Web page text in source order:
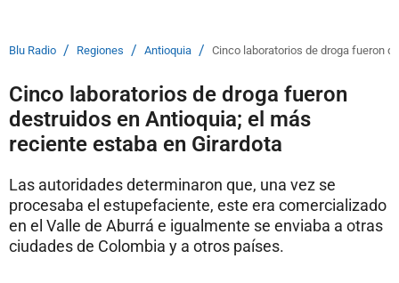
Blu Radio / Regiones / Antioquia / Cinco laboratorios de droga fueron
Cinco laboratorios de droga fueron
destruidos en Antioquia; el más
reciente estaba en Girardota
Las autoridades determinaron que, una vez se
procesaba el estupefaciente, este era comercializado
en el Valle de Aburrá e igualmente se enviaba a otras
ciudades de Colombia y a otros países.